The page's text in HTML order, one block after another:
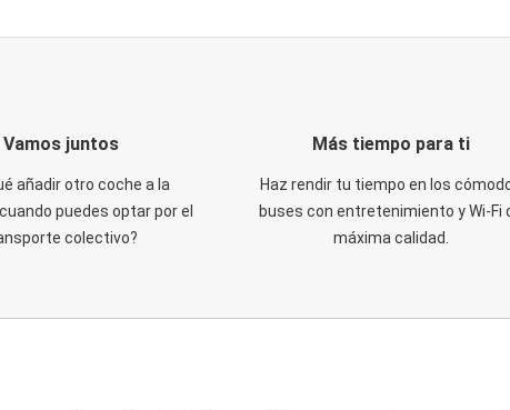
Vamos juntos
añadir otro coche a la
puedes optar por el
colectivo?
Más tiempo para ti
Haz rendir tu tiempo en los
buses con entretenimiento y Wi-Fi
máxima calidad.